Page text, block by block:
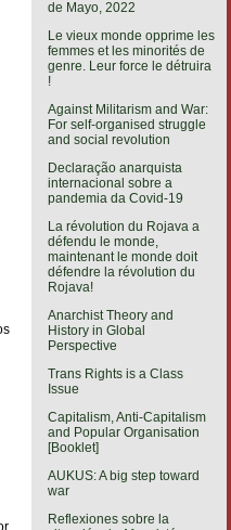
de Mayo, 2022
Le vieux monde opprime les
femmes et les minorités de
genre. Leur force le détruira
!
Against Militarism and War:
For self-organised struggle
and social revolution
Declaração anarquista
internacional sobre a
pandemia da Covid-19
La révolution du Rojava a
défendu le monde,
maintenant le monde doit
défendre la révolution du
Rojava!
Anarchist Theory and
History in Global
Perspective
Trans Rights is a Class
Issue
Capitalism, Anti-Capitalism
and Popular Organisation
[Booklet]
AUKUS: A big step toward
war
Reflexiones sobre la